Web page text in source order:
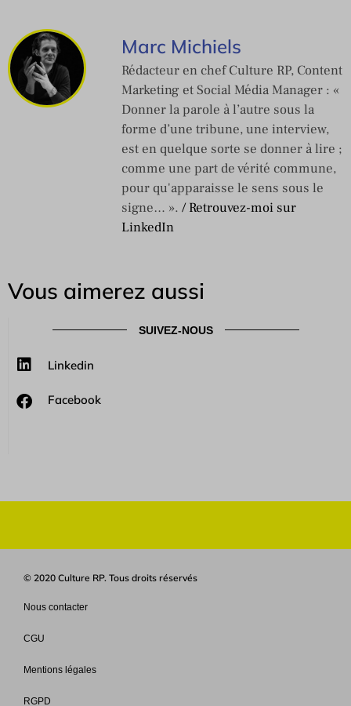
Marc Michiels
Rédacteur en chef Culture RP, Content
Marketing et Social Média Manager : «
Donner la parole à l’autre sous la
forme d’une tribune, une interview,
est en quelque sorte se donner à lire ;
comme une part de vérité commune,
pour qu'apparaisse le sens sous le
signe… ». / Retrouvez-moi sur
LinkedIn
Vous aimerez aussi
SUIVEZ-NOUS
Linkedin
Facebook
© 2020 Culture RP. Tous droits réservés
Nous contacter
CGU
Mentions légales
RGPD